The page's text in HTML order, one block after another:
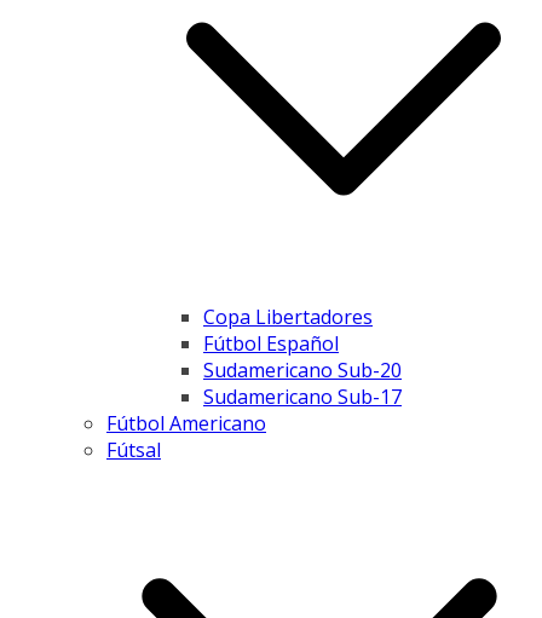
Copa Libertadores
Fútbol Español
Sudamericano Sub-20
Sudamericano Sub-17
Fútbol Americano
Fútsal